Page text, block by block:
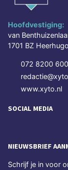
Hoofdvestiging:
van
1701 BZ
072 8200 600
www.xyto.nl
SOCIAL MEDIA
NIEUWSBRIEF
Schrijf je in voor